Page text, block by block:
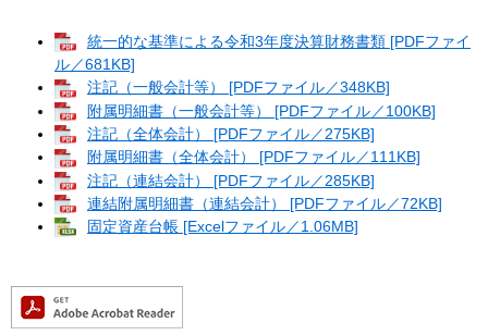
統一的な基準による令和3年度決算財務書類 [PDFファイ
ル／681KB]
注記（一般会計等） [PDFファイル／348KB]
附属明細書（一般会計等） [PDFファイル／100KB]
注記（全体会計） [PDFファイル／275KB]
附属明細書（全体会計） [PDFファイル／111KB]
注記（連結会計） [PDFファイル／285KB]
連結附属明細書（連結会計） [PDFファイル／72KB]
固定資産台帳 [Excelファイル／1.06MB]